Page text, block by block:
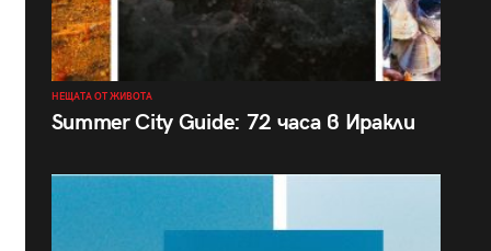
НЕЩАТА ОТ ЖИВОТА
Summer City Guide: 72 часа в Иракли